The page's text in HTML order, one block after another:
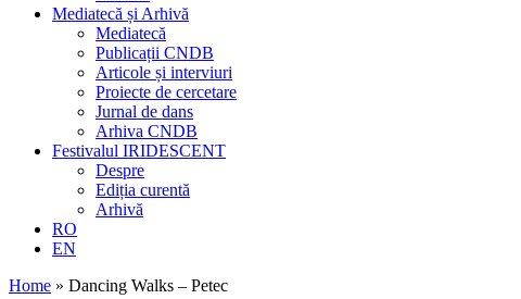
Mediatecă și Arhivă
Mediatecă
Publicații CNDB
Articole și interviuri
Proiecte de cercetare
Jurnal de dans
Arhiva CNDB
Festivalul IRIDESCENT
Despre
Ediția curentă
Arhivă
RO
EN
Home » Dancing Walks – Petec